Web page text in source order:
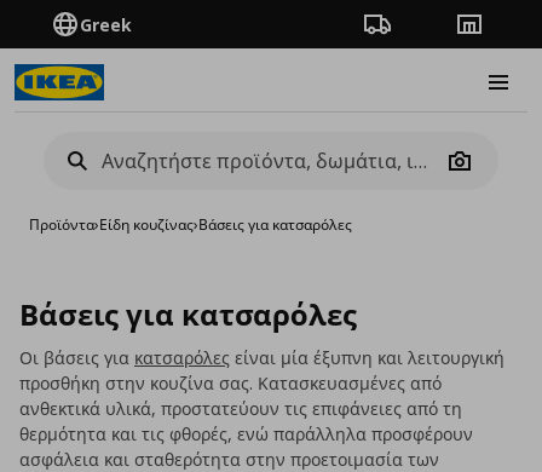
Greek Πορεία παραγγελίας
Camera
Προϊόντα›Είδη κουζίνας›Βάσεις για κατσαρόλες
Βάσεις για κατσαρόλες
Οι βάσεις για κατσαρόλες είναι μία έξυπνη και λειτουργική
προσθήκη στην κουζίνα σας. Κατασκευασμένες από
ανθεκτικά υλικά, προστατεύουν τις επιφάνειες από τη
θερμότητα και τις φθορές, ενώ παράλληλα προσφέρουν
ασφάλεια και σταθερότητα στην προετοιμασία των